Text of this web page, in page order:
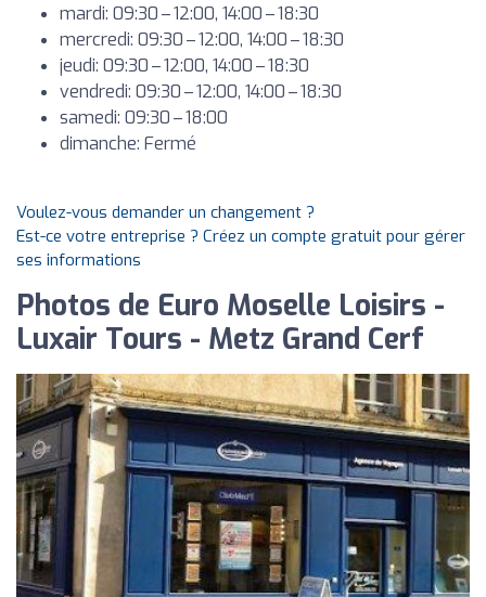
mardi: 09:30 – 12:00, 14:00 – 18:30
mercredi: 09:30 – 12:00, 14:00 – 18:30
jeudi: 09:30 – 12:00, 14:00 – 18:30
vendredi: 09:30 – 12:00, 14:00 – 18:30
samedi: 09:30 – 18:00
dimanche: Fermé
Voulez-vous demander un changement ?
Est-ce votre entreprise ? Créez un compte gratuit pour gérer
ses informations
Photos de Euro Moselle Loisirs -
Luxair Tours - Metz Grand Cerf